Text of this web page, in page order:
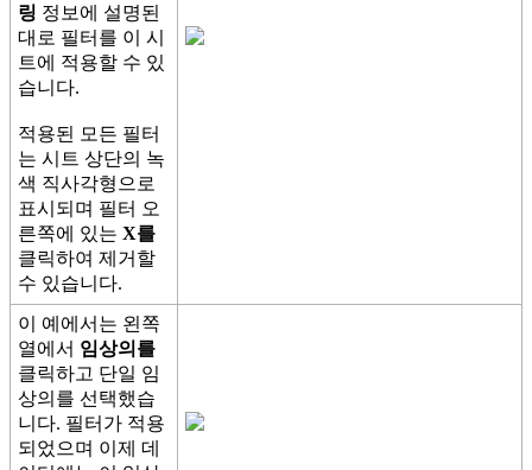
링 정 보 에 설명된
대 로 필터 를 이
시
트에 적용할 수 있
습니 다.
적용된 모 든 필터
는 시 트 상단의 녹
색 직사각형 으 로
표시 되 며 필터 오
른쪽에 있는 X를
클릭하여 제 거 할
수 있습니 다.
이
예 에서 는 왼 쪽
열에서 임상의 를
클릭하고 단일 임
상의 를 선 택했습
니 다. 필터 가 적용
되 었 으며 이제 데